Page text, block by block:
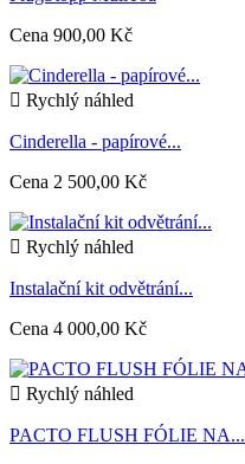
Cena 900,00 Kč
 Rychlý náhled
Cinderella - papírové...
Cena 2 500,00 Kč
 Rychlý náhled
Instalační kit odvětrání...
Cena 4 000,00 Kč
 Rychlý náhled
PACTO FLUSH FÓLIE NA...